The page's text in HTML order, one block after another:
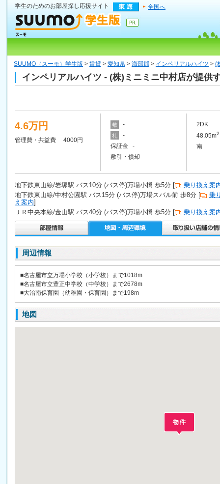
学生のためのお部屋探し応援サイト 全国へ
SUUMO（スーモ）学生版 > 賃貸 > 愛知県 > 海部郡 > インペリアルハイツ > (
インペリアルハイツ - (株)ミニミニ中村店が提供
4.6万円
管理費・共益費 4000円
敷 -
礼
-
保証金 -
敷引・償却 -
2DK
48.05m2
南
地下鉄東山線/岩塚駅 バス10分 (バス停)万場小橋 歩5分 [
乗り換え案
地下鉄東山線/中村公園駅 バス15分 (バス停)万場スバル前 歩8分 [
乗
え案内]
ＪＲ中央本線/金山駅 バス40分 (バス停)万場小橋 歩5分 [
乗り換え案
周辺情報
■名古屋市立万場小学校（小学校）まで1018m
■名古屋市立豊正中学校（中学校）まで2678m
■大治南保育園（幼稚園・保育園）まで198m
地図